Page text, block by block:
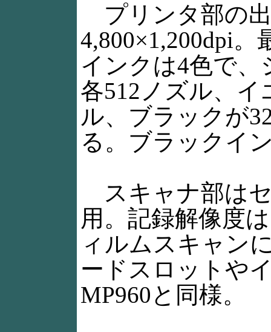
プリンタ部の
4,800×1,200dpi
インクは4色で
各512ノズル、イ
ル、ブラックが
る。ブラックイ
スキャナ部は
用。記録解像度
ィルムスキャン
ードスロットや
MP960と同様。